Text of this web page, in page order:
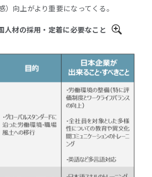
）向上がより重要になってくる。
人材の採用・定着に必要なこと